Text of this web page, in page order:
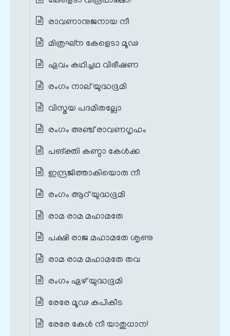
രാവണാനുജനായ നീ
മിത്രഘ്ന കേളെടാ മൂഢ
ഏവം കഥിച്ചഥ വിഭീഷണ
രംഗം നാല് യുദ്ധഭൂമി
വിസ്മയ പദമിതല്ലോ
രംഗം അഞ്ച് രാവണഗൃഹം
പങ്‌ക്തി കണ്ഠാ കേള്‍ക്ക
ഇന്ദ്രജിത്താകിയൊരു നീ
രംഗം ആറ് യുദ്ധഭൂമി
രാമ രാമ മഹാമതേ
പക്ഷി രാജ മഹാമതേ ശൃണു
രാമ രാമ മഹാമതേ തവ
രംഗം ഏഴ് യുദ്ധഭൂമി
രേരേ മൂഢ കപികീട
രേരേ കേൾ നീ യാതുധാന!